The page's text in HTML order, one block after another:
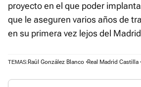
proyecto en el que poder
que le aseguren varios años de
en su primera vez lejos del
TEMAS: Raúl González Blanco Real Madrid Castilla